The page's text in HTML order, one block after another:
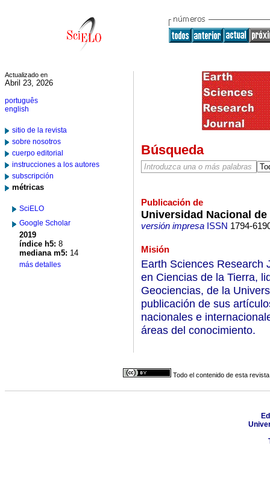
Actualizado en
Abril 23, 2026
português
english
sitio de la revista
sobre nosotros
cuerpo editorial
instrucciones a los autores
subscripción
métricas
SciELO
Google Scholar
2019
índice h5: 8
mediana m5: 14
más detalles
Búsqueda
Publicación de
Universidad Nacional
versión impresaISSN 1794-
Misión
Earth Sciences Research
en Ciencias de la Tierra,
Geociencias, de la
publicación de sus
nacionales e
áreas del conocimiento.
Todo el contenido de esta